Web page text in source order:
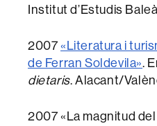
Institut d’Estudis
2007 «Literatura i
de Ferran Soldevila».
dietaris. Alacant/
2007 «La magnitud